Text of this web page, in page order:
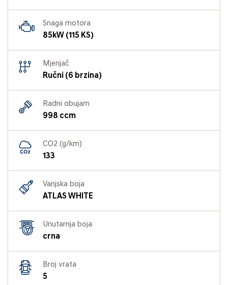
Snaga motora
85kW (115 KS)
Mjenjač
Ručni (6 brzina)
Radni obujam
998 ccm
CO2 (g/km)
133
Vanjska boja
ATLAS WHITE
Unutarnja boja
crna
Broj vrata
5